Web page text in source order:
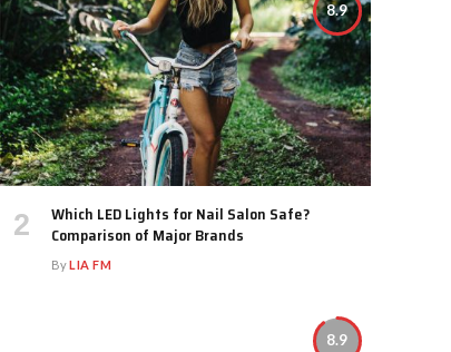
8.9
Which LED Lights for Nail Salon Safe?
Comparison of Major Brands
ByLIA FM
8.9